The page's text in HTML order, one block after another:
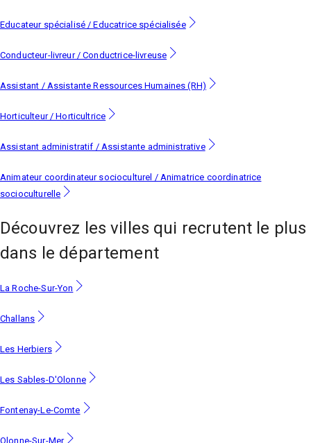
Educateur spécialisé / Educatrice spécialisée
Conducteur-livreur / Conductrice-livreuse
Assistant / Assistante Ressources Humaines (RH)
Horticulteur / Horticultrice
Assistant administratif / Assistante administrative
Animateur coordinateur socioculturel / Animatrice coordinatrice
socioculturelle
Découvrez les villes qui recrutent le plus
dans le département
La Roche-Sur-Yon
Challans
Les Herbiers
Les Sables-D'Olonne
Fontenay-Le-Comte
Olonne-Sur-Mer